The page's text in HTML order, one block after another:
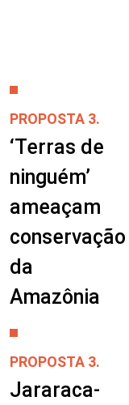
PROPOSTA 3.
‘Terras de
ninguém’
ameaçam
conservação
da
Amazônia
PROPOSTA 3.
Jararaca-